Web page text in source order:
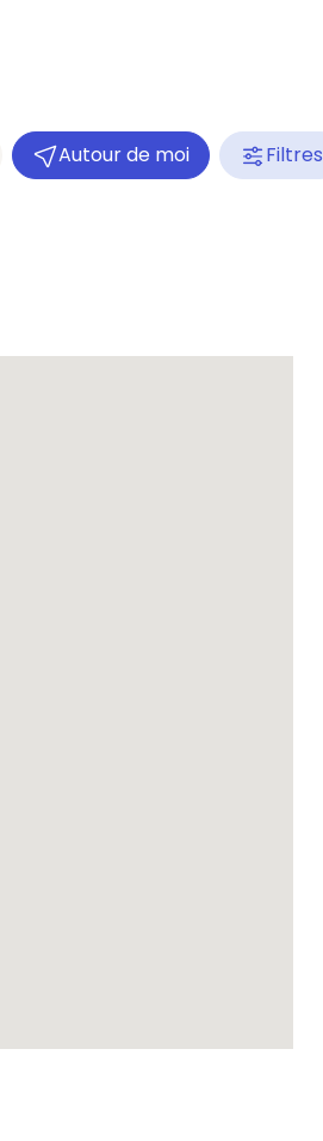
Autour de moi Filtres